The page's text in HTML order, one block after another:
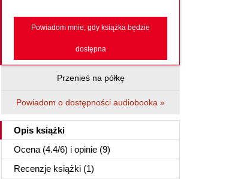
Powiadom mnie, gdy książka będzie
dostępna
Przenieś na półkę
Powiadom o dostępności audiobooka »
Opis książki
Ocena (4.4/6) i opinie (9)
Recenzje książki (1)